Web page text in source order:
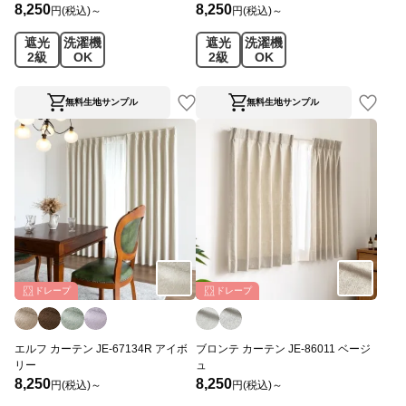
8,250円(税込)～
遮光
2級
洗濯機
OK
無料生地サンプル
8,250円(税込)～
遮光
2級
洗濯機
OK
無料生地サンプル
ドレープ
エルフ カーテン JE-67134R アイボ
リー
8,250円(税込)～
ドレープ
ブロンテ カーテン JE-86011 ベージ
ュ
8,250円(税込)～